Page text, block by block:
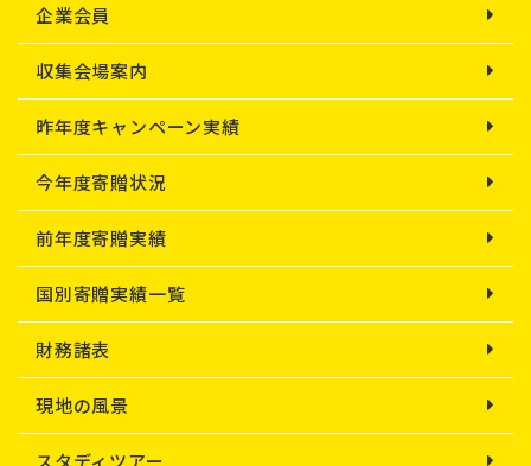
企業会員
収集会場案内
昨年度キャンペーン実績
今年度寄贈状況
前年度寄贈実績
国別寄贈実績一覧
財務諸表
現地の風景
スタディツアー